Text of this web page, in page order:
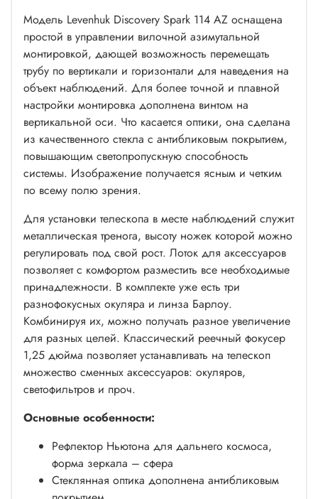
Модель Levenhuk Discovery Spark 114 AZ оснащена
простой в управлении вилочной азимутальной
монтировкой, дающей возможность перемещать
трубу по вертикали и горизонтали для наведения на
объект наблюдений. Для более точной и плавной
настройки монтировка дополнена винтом на
вертикальной оси. Что касается оптики, она сделана
из качественного стекла с антибликовым покрытием,
повышающим светопропускную способность
системы. Изображение получается ясным и четким
по всему полю зрения.
Для установки телескопа в месте наблюдений служит
металлическая тренога, высоту ножек которой можно
регулировать под свой рост. Лоток для аксессуаров
позволяет с комфортом разместить все необходимые
принадлежности. В комплекте уже есть три
разнофокусных окуляра и линза Барлоу.
Комбинируя их, можно получать разное увеличение
для разных целей. Классический реечный фокусер
1,25 дюйма позволяет устанавливать на телескоп
множество сменных аксессуаров: окуляров,
светофильтров и проч.
Основные особенности:
Рефлектор Ньютона для дальнего космоса,
форма зеркала – сфера
Стеклянная оптика дополнена антибликовым